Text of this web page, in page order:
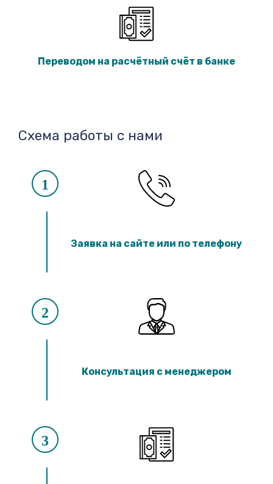
Переводом на расчётный счёт в банке
Схема работы с нами
1
Заявка на сайте или по телефону
2
Консультация с менеджером
3